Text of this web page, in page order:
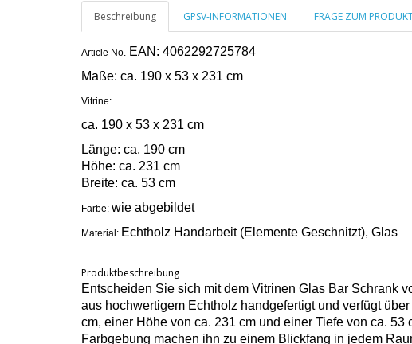
Beschreibung
GPSV-INFORMATIONEN FRAGE ZUM
Article No.
EAN: 4062292725784
Maße: ca. 190 x 53 x 231 cm
Vitrine:
ca. 190 x 53 x 231 cm
Länge: ca. 190 cm
Höhe: ca. 231 cm
Breite: ca. 53 cm
Farbe: wie abgebildet
Material: Echtholz Handarbeit (Elemente Geschnitzt), Glas
Produktbeschreibung
Entscheiden Sie sich mit dem Vitrinen Glas Bar Schrank
aus hochwertigem Echtholz handgefertigt und verfügt
cm, einer Höhe von ca. 231 cm und einer Tiefe von ca.
Farbgebung machen ihn zu einem Blickfang in jedem